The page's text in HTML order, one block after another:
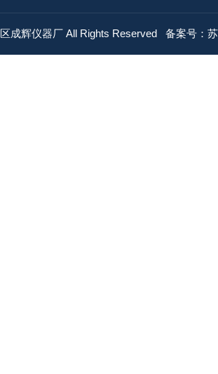
成辉仪器厂 All Rights Reserved 备案号：